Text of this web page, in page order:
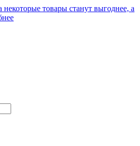
товары станут выгоднее, а